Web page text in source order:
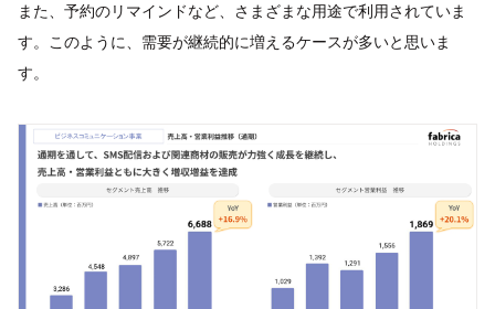
また、予約のリマインドなど、さまざまな用途で利用されていま
す。このように、需要が継続的に増えるケースが多いと思いま
す。